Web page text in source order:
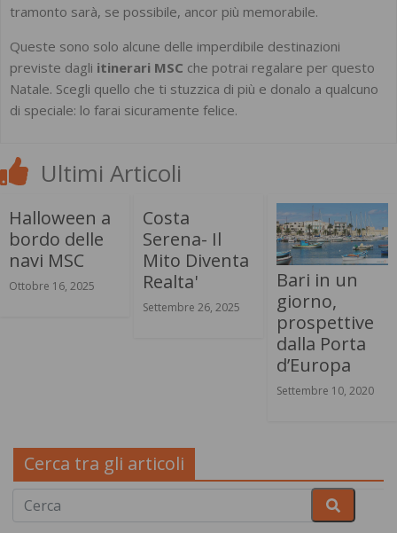
tramonto sarà, se possibile, ancor più memorabile.
Queste sono solo alcune delle imperdibile destinazioni
previste dagli itinerari MSC che potrai regalare per questo
Natale. Scegli quello che ti stuzzica di più e donalo a qualcuno
di speciale: lo farai sicuramente felice.
Ultimi Articoli
Halloween a
bordo delle
navi MSC
Ottobre 16, 2025
Costa
Serena- Il
Mito Diventa
Realta'
Settembre 26, 2025
Bari in un
giorno,
prospettive
dalla Porta
d’Europa
Settembre 10, 2020
Cerca tra gli articoli